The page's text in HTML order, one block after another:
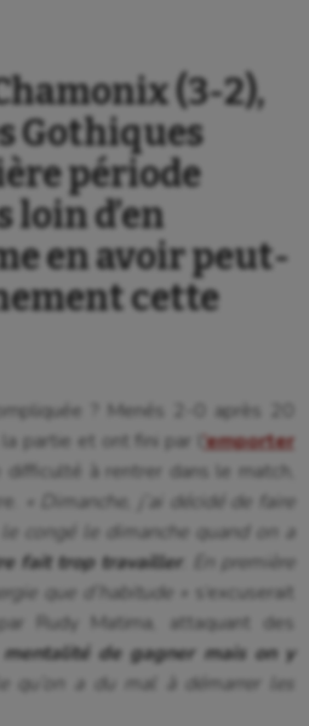
(3-2),
Gothiques
période
loin d’en
en avoir peut-
cette
? Menés 2-0 après 20
partie et ont fini par l
’emporter
difficulté à rentrer dans le match,
« Dimanche, j’ai décidé de faire
congé le dimanche quand on a
fait trop travailler. En première
que d’habitude »
s’excuserait
Rudy Matima, attaquant des
de gagner mais on y
qu’on a du mal à démarrer les